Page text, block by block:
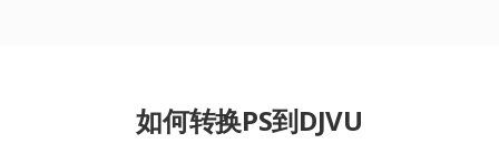
如何转换PS到DJVU